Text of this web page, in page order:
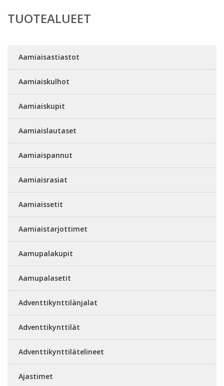
TUOTEALUEET
Aamiaisastiastot
Aamiaiskulhot
Aamiaiskupit
Aamiaislautaset
Aamiaispannut
Aamiaisrasiat
Aamiaissetit
Aamiaistarjottimet
Aamupalakupit
Aamupalasetit
Adventtikynttilänjalat
Adventtikynttilät
Adventtikynttilätelineet
Ajastimet